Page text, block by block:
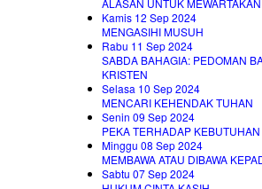
ALASAN UNTUK MEWARTAKAN
Kamis 12 Sep 2024
MENGASIHI MUSUH
Rabu 11 Sep 2024
SABDA BAHAGIA: PEDOMAN
KRISTEN
Selasa 10 Sep 2024
MENCARI KEHENDAK TUHAN
Senin 09 Sep 2024
PEKA TERHADAP
Minggu 08 Sep 2024
MEMBAWA ATAU DIBAWA
Sabtu 07 Sep 2024